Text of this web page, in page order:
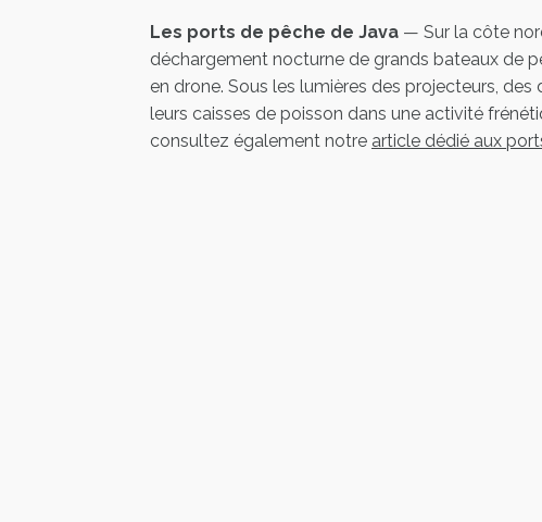
Les ports de pêche de Java — Sur la côte
déchargement nocturne de grands bateaux de
en drone. Sous les lumières des projecteurs,
leurs caisses de poisson dans une activité
consultez également notre article dédié aux